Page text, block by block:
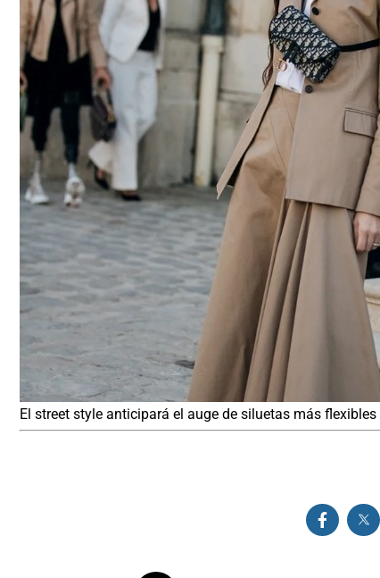
El street style anticipará el auge de siluetas más